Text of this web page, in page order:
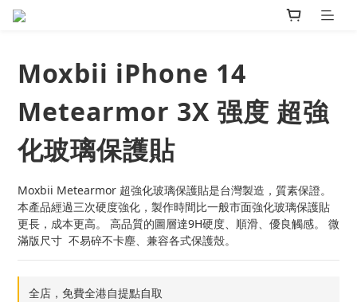
Moxbii iPhone 14
Metearmor 3X 强度 超強
化玻璃保護貼
Moxbii Metearmor 超強化玻璃保護貼是台灣製造，質素保證。
本產品經過三次硬度強化，製作時間比一般市面強化玻璃保護貼
更長，成本更高。 高品質的圖層達9H硬度、順滑、優良觸感。 微
滿版尺寸  不易碎不卡塵、兼容各式保護殼。
全店，免費全港自提點自取